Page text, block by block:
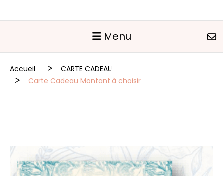
Menu
Accueil
CARTE CADEAU
Carte Cadeau Montant à choisir